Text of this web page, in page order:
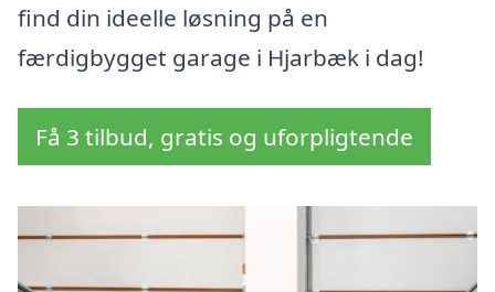
find din ideelle løsning på en
færdigbygget garage i Hjarbæk i dag!
Få 3 tilbud, gratis og uforpligtende